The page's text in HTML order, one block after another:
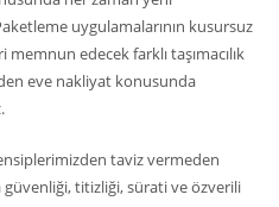
uygulamalarının kusursuz
edecek farklı taşımacılık
eve nakliyat konusunda
taviz vermeden
güvenliği, titizliği, sürati ve özverili